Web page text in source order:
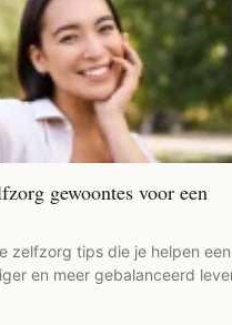
gewoontes voor een
zelfzorg tips die je helpen een
en meer gebalanceerd